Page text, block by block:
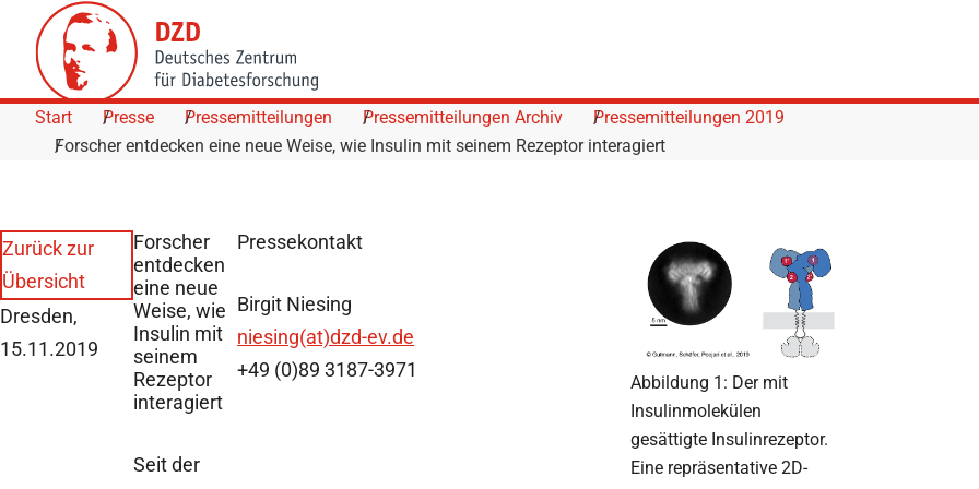
Skip to Content
Start Presse Pressemitteilungen Pressemitteilungen Archiv
Pressemitteilungen 2019
Forscher entdecken eine neue Weise, wie Insulin mit seinem Rezeptor interagiert
Zurück zur
Übersicht
Dresden,
15.11.2019
Forscher
entdecken
eine neue
Weise, wie
Insulin mit
seinem
Rezeptor
interagiert
Seit der
Pressekontakt
Birgit Niesing
niesing(at)dzd-ev.de
+49 (0)89 3187-3971
Abbildung 1: Der mit
Insulinmolekülen
gesättigte Insulinrezeptor.
Eine repräsentative 2D-